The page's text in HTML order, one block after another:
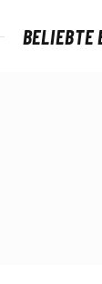
BELIEBTE